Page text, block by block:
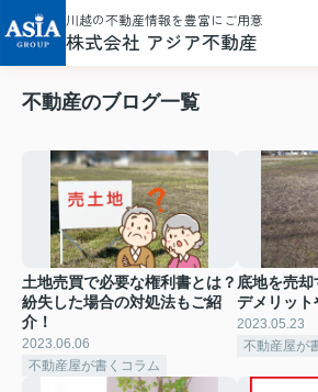
川越の不動産情報を豊富にご用意
株式会社 アジア不動産
不動産のブログ一覧
土地売買で必要な権利書とは？
紛失した場合の対処法もご紹
介！
2023.06.06
不動産屋が書くコラム
底地を売却
デメリット
2023.05.23
不動産屋が